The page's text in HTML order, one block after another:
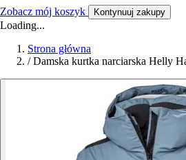
Zobacz mój koszyk Kontynuuj zakupy
Loading...
Strona główna
/ Damska kurtka narciarska Helly